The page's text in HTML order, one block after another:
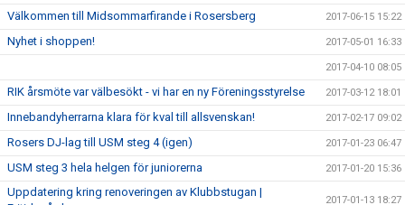
Välkommen till Midsommarfirande i Rosersberg 2017-06-15 15:22
Nyhet i shoppen! 2017-05-01 16:33
2017-04-10 08:05
RIK årsmöte var välbesökt - vi har en ny Föreningsstyrelse 2017-03-12 18:01
Innebandyherrarna klara för kval till allsvenskan! 2017-02-17 09:02
Rosers DJ-lag till USM steg 4 (igen) 2017-01-23 06:47
USM steg 3 hela helgen för juniorerna 2017-01-20 15:36
Uppdatering kring renoveringen av Klubbstugan |
2017-01-13 18:27